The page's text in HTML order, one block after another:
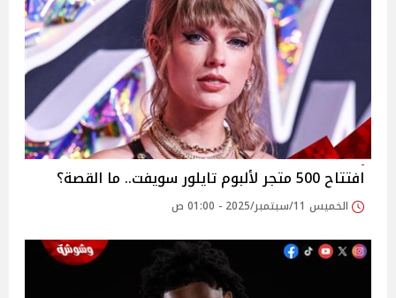
افتتاح 500 متجر لألبوم تايلور سويفت.. ما القصة؟
الخميس 11/سبتمبر/2025 - 01:00 ص